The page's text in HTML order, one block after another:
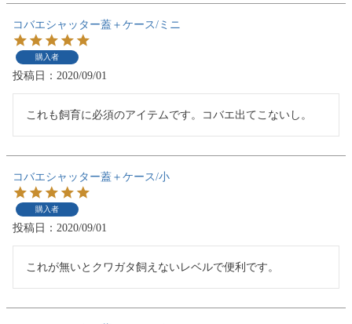
コバエシャッター蓋＋ケース/ミニ
購入者
投稿日 2020/09/01
これも飼育に必須のアイテムです。コバエ出てこないし。
コバエシャッター蓋＋ケース/小
購入者
投稿日 2020/09/01
これが無いとクワガタ飼えないレベルで便利です。